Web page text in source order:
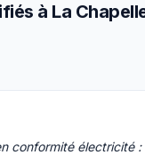
à La
conformité électricité :